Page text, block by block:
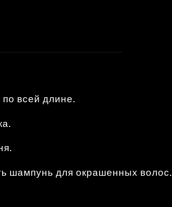
всей длине.
шампунь для окрашенных волос.